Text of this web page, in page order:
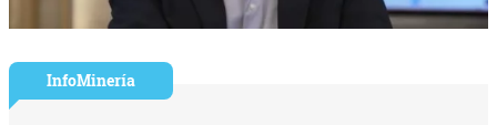
InfoMinería